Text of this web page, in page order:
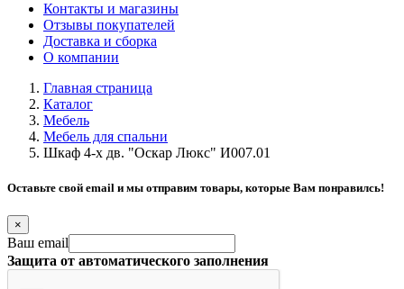
Контакты и магазины
Отзывы покупателей
Доставка и сборка
О компании
Главная страница
Каталог
Мебель
Мебель для спальни
Шкаф 4-х дв. "Оскар Люкс" И007.01
Оставьте свой email и мы отправим товары, которые Вам понравилсь!
×
Ваш email
Защита от автоматического заполнения